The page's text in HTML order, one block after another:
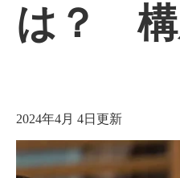
は？ 構
2024年4月 4日更新